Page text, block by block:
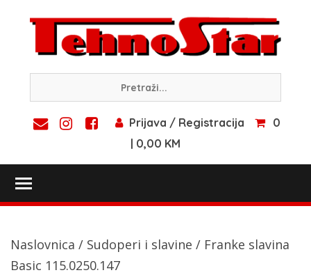
content
Prijava / Registracija
0
| 0,00 KM
Naslovnica / Sudoperi i slavine / Franke slavina
Basic 115.0250.147